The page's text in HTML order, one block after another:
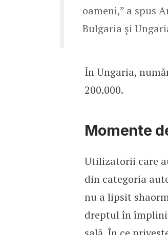
oameni,” a spus
Bulgaria și
În Ungaria,
200.000.
Momente
Utilizatorii care
din categoria
nu a lipsit
dreptul în